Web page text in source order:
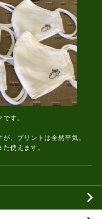
す。
、プリントは全然平気。
使えます。